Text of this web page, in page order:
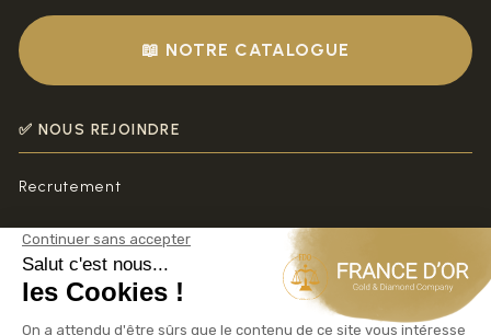
📖 NOTRE CATALOGUE
✅ NOUS REJOINDRE
Recrutement
FRANCE D'OR LEADER ACHAT VENTE OR
France d'Or La référence n°1